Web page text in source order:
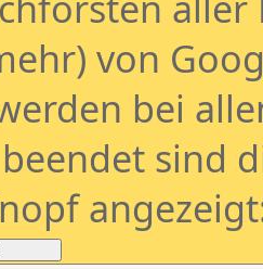
von
bei
sind